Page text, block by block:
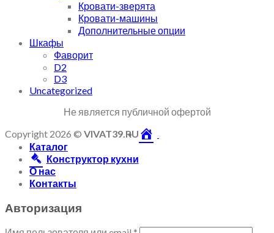
Кровати-зверята
Кровати-машины
Дополнительные опции
Шкафы
Фаворит
D2
D3
Uncategorized
Не является публичной офертой
Copyright 2026 © VIVAT39.RU
Каталог
Конструктор кухни
О нас
Контакты
Авторизация